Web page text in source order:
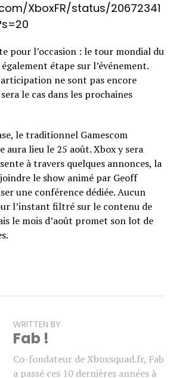
XboxFR/status/20672341
pour l’occasion : le tour mondial du
étape sur l’événement.
ne sont pas encore
le cas dans les prochaines
le traditionnel Gamescom
aura lieu le 25 août. Xbox y sera
à travers quelques annonces, la
le show animé par Geoff
une conférence dédiée. Aucun
l’instant filtré sur le contenu de
le mois d’août promet son lot de
WRITTEN BY
Fab !
Co-fondateur de Xboxsquad.fr, Fab
a passé ces 10 dernières années à